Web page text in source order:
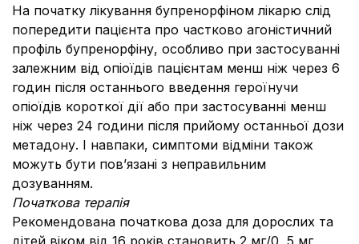
На початку лікування бупренорфіном лікарю слід
попередити пацієнта про частково агоністичний
профіль бупренорфіну, особливо при застосуванні
залежним від опіоїдів пацієнтам менш ніж через 6
годин після останнього введення героїнучи
опіоїдів короткої дії або при застосуванні менш
ніж через 24 години після прийому останньої дози
метадону. І навпаки, симптоми відміни також
можуть бути пов’язані з неправильним
дозуванням.
Початкова терапія
Рекомендована початкова доза для дорослих та
дітей віком від 16 років становить 2 мг/0, 5 мг